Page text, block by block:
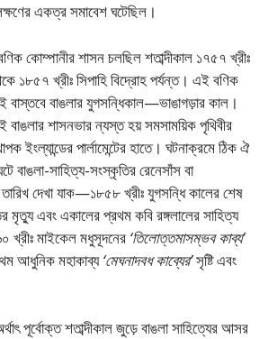
একত্র সমাবেশ ঘটেছিল।
কোম্পানীর শাসন চলছিল শতাব্দীকাল ১৭৫৭ খ্রীঃ
১৮৫৭ খ্রীঃ সিপাহি বিদ্রোহ পর্যন্ত। এই বণিক
বাস্তবে বাঙলার যুগসন্ধিকাল—ভাঙাগড়ার কাল।
বাঙলার শাসনভার ন্যস্ত হয় সমসাময়িক পৃথিবীর
ইংল্যান্ডের পার্লামেন্টের হাতে। ঘটনাক্রমে ঠিক ঐ
বাঙলা-সাহিত্য-সংস্কৃতির রেনেসাঁস বা
দেখা যাক—১৮৫৮ খ্রীঃ যুগসন্ধি কালের শেষ
মৃত্যু এবং একালের প্রথম কবি রঙ্গলালের সাহিত্য
খ্রীঃ মাইকেল মধুসূদনের ‘তিলােত্তমাসম্ভব কাব্য’
আধুনিক মহাকাব্য‘মেঘনাদবধ কাব্যের’সৃষ্টি এবং
পূর্বোক্ত শতাব্দীকাল জুড়ে বাঙলা সাহিত্যের আসর